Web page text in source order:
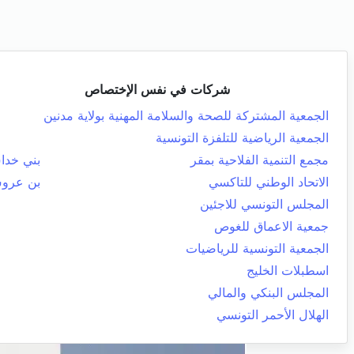
شركات في نفس الإختصاص
الجمعية المشتركة للصحة والسلامة المهنية بولاية مدنين
الجمعية الرياضية للتلفزة التونسية
مجمع التنمية الفلاحية بمقر
بني
الاتحاد الوطني للتاكسي
بن
المجلس التونسي للاجئين
جمعية الاعماق للغوص
الجمعية التونسية للرياضيات
اسطبلات الخليج
المجلس البنكي والمالي
الهلال الأحمر التونسي